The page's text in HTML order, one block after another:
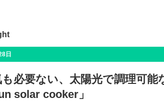
日
必要ない、太陽光で調理可能
solar cooker」